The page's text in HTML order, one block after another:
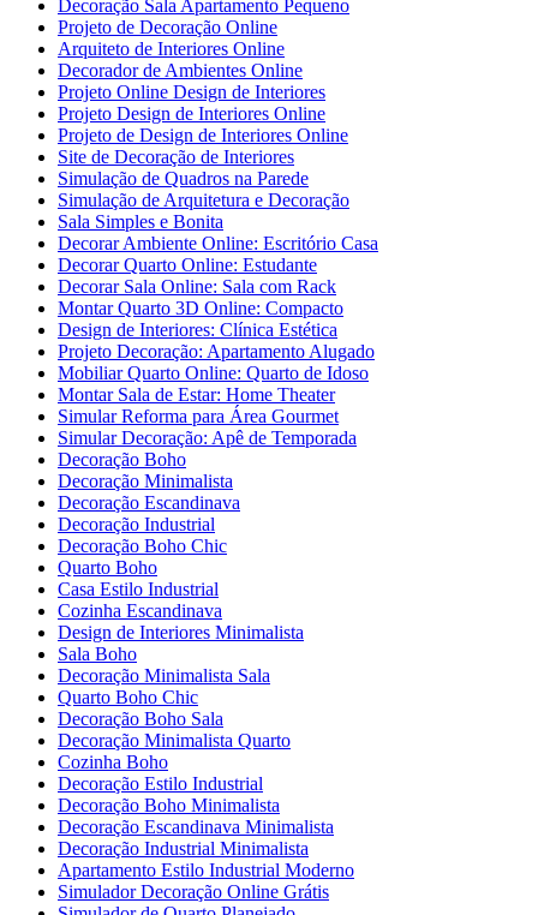
Decoração Sala Apartamento Pequeno
Projeto de Decoração Online
Arquiteto de Interiores Online
Decorador de Ambientes Online
Projeto Online Design de Interiores
Projeto Design de Interiores Online
Projeto de Design de Interiores Online
Site de Decoração de Interiores
Simulação de Quadros na Parede
Simulação de Arquitetura e Decoração
Sala Simples e Bonita
Decorar Ambiente Online: Escritório Casa
Decorar Quarto Online: Estudante
Decorar Sala Online: Sala com Rack
Montar Quarto 3D Online: Compacto
Design de Interiores: Clínica Estética
Projeto Decoração: Apartamento Alugado
Mobiliar Quarto Online: Quarto de Idoso
Montar Sala de Estar: Home Theater
Simular Reforma para Área Gourmet
Simular Decoração: Apê de Temporada
Decoração Boho
Decoração Minimalista
Decoração Escandinava
Decoração Industrial
Decoração Boho Chic
Quarto Boho
Casa Estilo Industrial
Cozinha Escandinava
Design de Interiores Minimalista
Sala Boho
Decoração Minimalista Sala
Quarto Boho Chic
Decoração Boho Sala
Decoração Minimalista Quarto
Cozinha Boho
Decoração Estilo Industrial
Decoração Boho Minimalista
Decoração Escandinava Minimalista
Decoração Industrial Minimalista
Apartamento Estilo Industrial Moderno
Simulador Decoração Online Grátis